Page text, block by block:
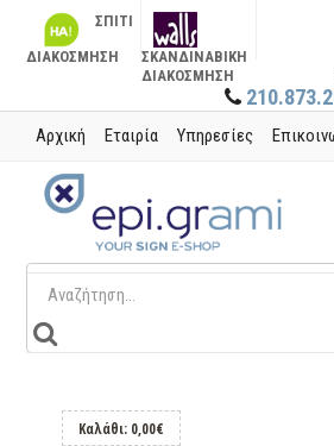
ΣΠΙΤΙ
ΔΙΑΚΟΣΜΗΣΗ
ΣΚΑΝΔΙΝΑΒΙΚΗ
ΔΙΑΚΟΣΜΗΣΗ
Αρχική Εταιρία Υπηρεσίες
Καλάθι: 0,00€